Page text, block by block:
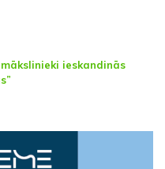
ieskandinās